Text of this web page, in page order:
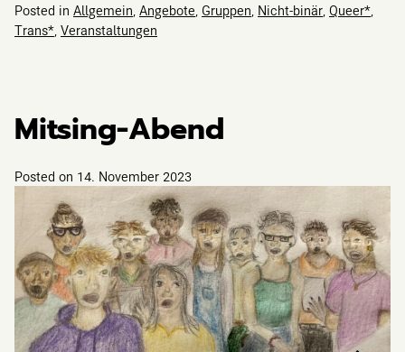
Posted in Allgemein, Angebote, Gruppen, Nicht-binär, Queer*,
Trans*, Veranstaltungen
Mitsing-Abend
Posted on 14. November 2023